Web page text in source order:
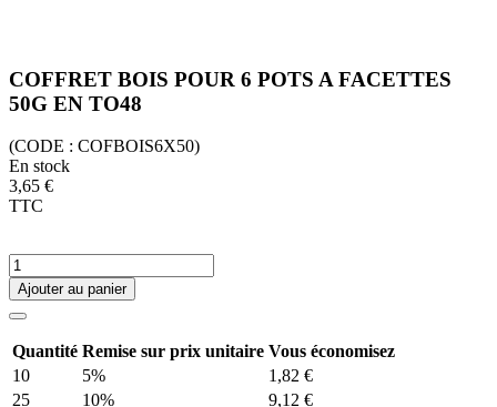
COFFRET BOIS POUR 6 POTS A FACETTES
50G EN TO48
(CODE : COFBOIS6X50)
En stock
3,65 €
TTC
Ajouter au panier
Quantité Remise sur prix unitaire Vous économisez
10
5%
1,82 €
25
10% 9,12 €